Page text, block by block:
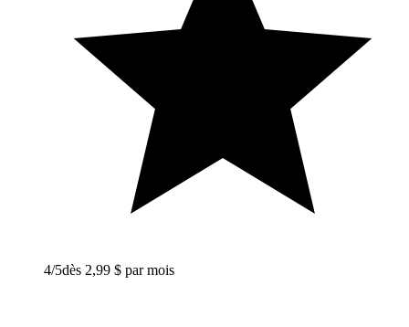
4/5dès 2,99 $ par mois